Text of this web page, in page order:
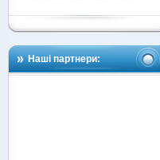
Наші партнери: